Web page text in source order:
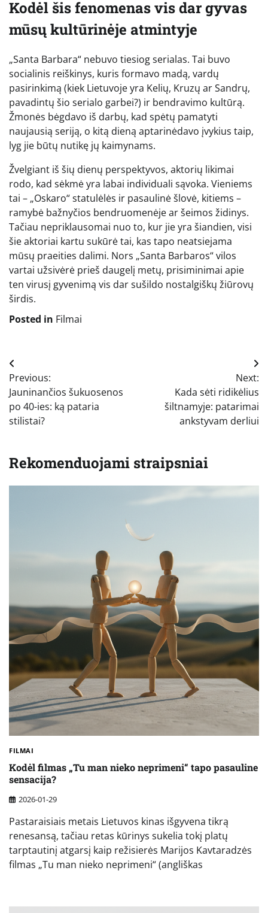
Kodėl šis fenomenas vis dar gyvas
mūsų kultūrinėje atmintyje
„Santa Barbara“ nebuvo tiesiog serialas. Tai buvo
socialinis reiškinys, kuris formavo madą, vardų
pasirinkimą (kiek Lietuvoje yra Kelių, Kruzų ar Sandrų,
pavadintų šio serialo garbei?) ir bendravimo kultūrą.
Žmonės bėgdavo iš darbų, kad spėtų pamatyti
naujausią seriją, o kitą dieną aptarinėdavo įvykius taip,
lyg jie būtų nutikę jų kaimynams.
Žvelgiant iš šių dienų perspektyvos, aktorių likimai
rodo, kad sėkmė yra labai individuali sąvoka. Vieniems
tai – „Oskaro“ statulėlės ir pasaulinė šlovė, kitiems –
ramybė bažnyčios bendruomenėje ar šeimos židinys.
Tačiau nepriklausomai nuo to, kur jie yra šiandien, visi
šie aktoriai kartu sukūrė tai, kas tapo neatsiejama
mūsų praeities dalimi. Nors „Santa Barbaros“ vilos
vartai užsivėrė prieš daugelį metų, prisiminimai apie
ten virusį gyvenimą vis dar sušildo nostalgiškų žiūrovų
širdis.
Posted in Filmai
Navigacija
tarp
įrašų
Previous:
Jauninančios šukuosenos
po 40-ies: ką pataria
stilistai?
Next:
Kada sėti ridikėlius
šiltnamyje: patarimai
ankstyvam derliui
Rekomenduojami straipsniai
FILMAI
Kodėl filmas „Tu man nieko neprimeni“ tapo pasauline
sensacija?
2026-01-29
Pastaraisiais metais Lietuvos kinas išgyvena tikrą
renesansą, tačiau retas kūrinys sukelia tokį platų
tarptautinį atgarsį kaip režisierės Marijos Kavtaradzės
filmas „Tu man nieko neprimeni“ (angliškas